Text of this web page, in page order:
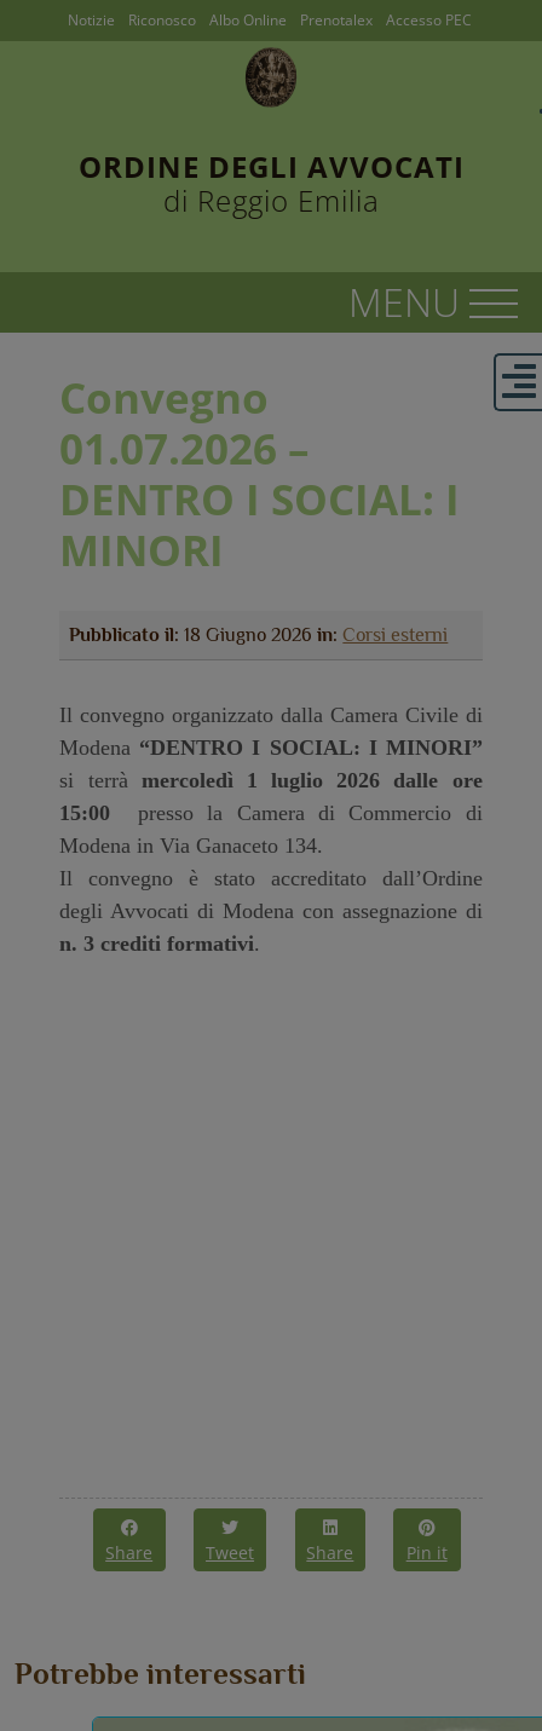
ORDINE DEGLI AVVOCATI
di Reggio Emilia
Notizie Riconosco Albo Online Prenotalex Accesso PEC
Convegno
01.07.2026 –
DENTRO I SOCIAL: I
MINORI
Pubblicato il: 18 Giugno 2026in: Corsi esterni
Il convegno organizzato dalla Camera Civile di
Modena “DENTRO I SOCIAL: I MINORI”
si terrà mercoledì 1 luglio 2026 dalle ore
15:00 presso la Camera di Commercio di
Modena in Via Ganaceto 134.
Il convegno è stato accreditato dall’Ordine
degli Avvocati di Modena con assegnazione di
n. 3 crediti formativi.
Share Tweet Share Pin it
Potrebbe interessarti